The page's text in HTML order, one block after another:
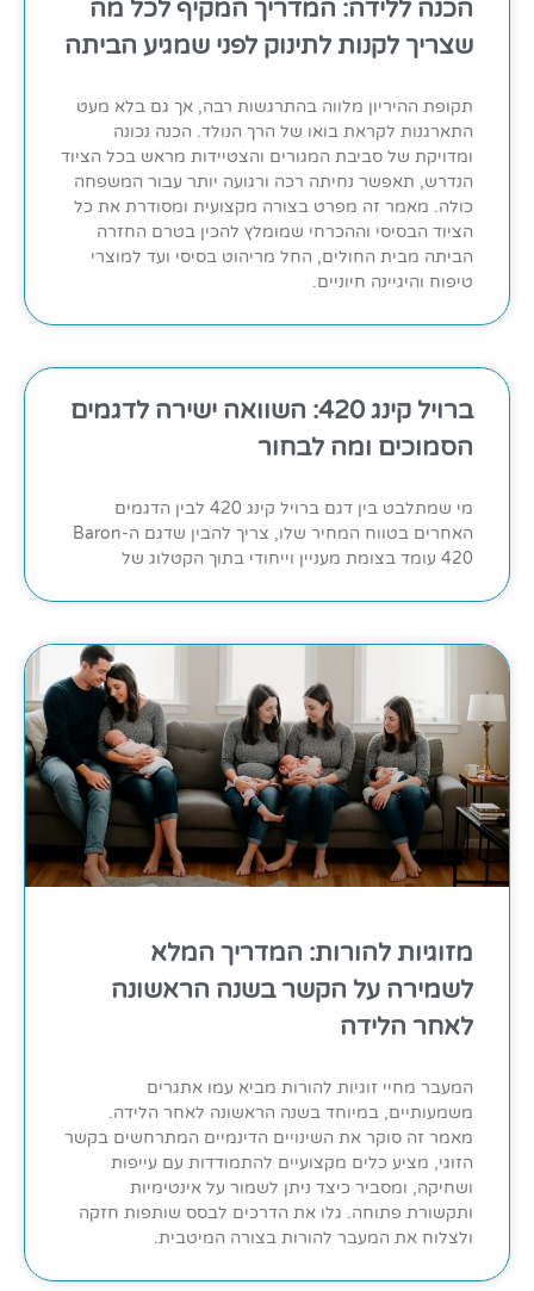
הכנה ללידה: המדריך המקיף לכל מה
שצריך לקנות לתינוק לפני שמגיע הביתה
תקופת ההיריון מלווה בהתרגשות רבה, אך גם בלא מעט
התארגנות לקראת בואו של הרך הנולד. הכנה נכונה
ומדויקת של סביבת המגורים והצטיידות מראש בכל הציוד
הנדרש, תאפשר נחיתה רכה ורגועה יותר עבור המשפחה
כולה. מאמר זה מפרט בצורה מקצועית ומסודרת את כל
הציוד הבסיסי וההכרחי שמומלץ להכין בטרם החזרה
הביתה מבית החולים, החל מריהוט בסיסי ועד למוצרי
טיפוח והיגיינה חיוניים.
ברויל קינג 420: השוואה ישירה לדגמים
הסמוכים ומה לבחור
מי שמתלבט בין דגם ברויל קינג 420 לבין הדגמים
האחרים בטווח המחיר שלו, צריך להבין שדגם ה-Baron
420 עומד בצומת מעניין וייחודי בתוך הקטלוג של
מזוגיות להורות: המדריך המלא
לשמירה על הקשר בשנה הראשונה
לאחר הלידה
המעבר מחיי זוגיות להורות מביא עמו אתגרים
משמעותיים, במיוחד בשנה הראשונה לאחר הלידה.
מאמר זה סוקר את השינויים הדינמיים המתרחשים בקשר
הזוגי, מציע כלים מקצועיים להתמודדות עם עייפות
ושחיקה, ומסביר כיצד ניתן לשמור על אינטימיות
ותקשורת פתוחה. גלו את הדרכים לבסס שותפות חזקה
ולצלוח את המעבר להורות בצורה המיטבית.